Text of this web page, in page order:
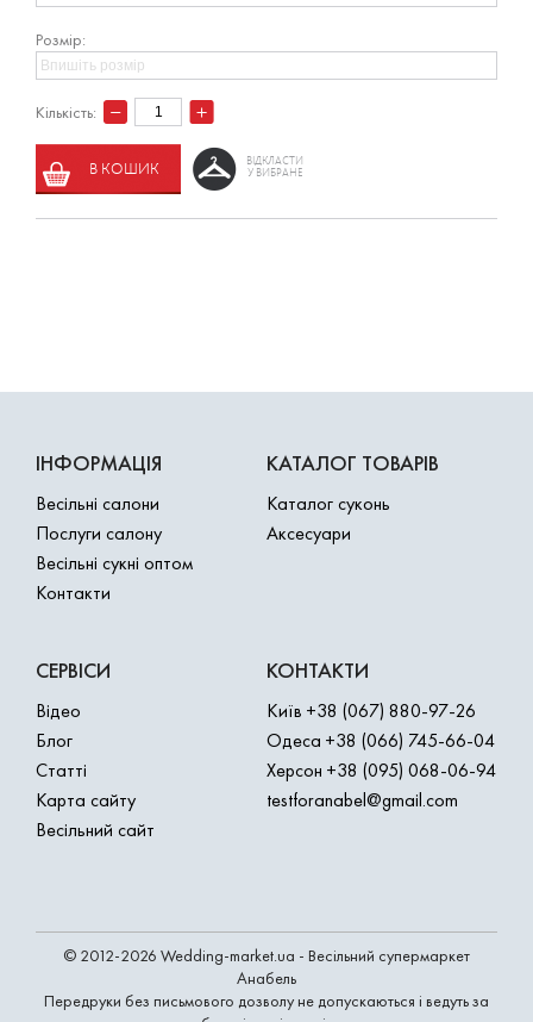
Розмір:
Кількість:
В КОШИК ВІДКЛАСТИ
У ВИБРАНЕ
ІНФОРМАЦІЯ
Весільні салони
Послуги салону
Весільні сукні оптом
Контакти
КАТАЛОГ ТОВАРІВ
Каталог суконь
Аксесуари
СЕРВІСИ
Відео
Блог
Статті
Карта сайту
Весільний сайт
КОНТАКТИ
Київ +38 (067) 880-97-26
Одеса +38 (066) 745-66-04
Херсон +38 (095) 068-06-94
testforanabel@gmail.com
© 2012-2026 Wedding-market.ua - Весільний супермаркет
Анабель
Передруки без письмового дозволу не допускаються і ведуть за